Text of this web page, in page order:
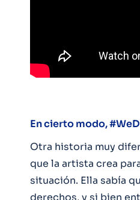
En cierto modo,
Otra historia muy
que la artista crea
situación. Ella sabía
derechos, y si bien